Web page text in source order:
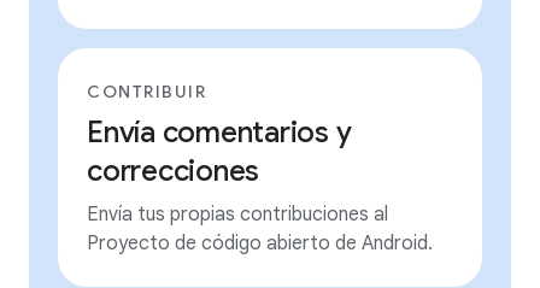
CONTRIBUIR
Envía comentarios y
correcciones
Envía tus propias contribuciones al
Proyecto de código abierto de Android.